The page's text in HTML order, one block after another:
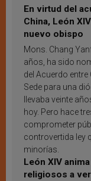
En virtud del
China, León
nuevo obispo
Mons. Chang
años, ha sido
del Acuerdo entre
Sede para una
llevaba veinte
hoy. Pero hace
comprometer
controvertida ley
minorías.
León XIV
religiosos a